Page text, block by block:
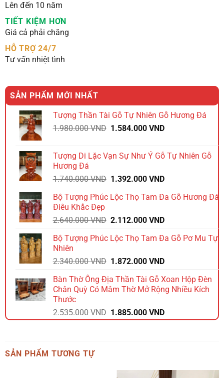
Lên đến 10 năm
TIẾT KIỆM HƠN
Giá cả phải chăng
HỖ TRỢ 24/7
Tư vấn nhiệt tình
SẢN PHẨM MỚI NHẤT
Tượng Thần Tài Gỗ Tự Nhiên Gỗ Hương Đá
1.980.000VND Giá
1.980.000 VND.
1.584.000VNDGiá
là:
Tượng Di Lặc Vạn Sự Như Ý Gỗ Tự Nhiên Gỗ
Hương Đá
1.740.000VND Giá
là:
1.392.000VNDGiá
tại
1.392.000 VND.
Bộ Tượng Phúc Lộc Thọ Tam Đa Gỗ Hương Đá
Điêu Khắc Đẹp
2.640.000VND Giá
là:
2.112.000VNDGiá
tại
2.112.000 VND.
Bộ Tượng Phúc Lộc Thọ Tam Đa Gỗ Pơ Mu Tự
Nhiên
2.340.000VND Giá
là:
2.340.000 VND.
1.872.000VNDGiá
tại
là:
Bàn Thờ Ông Địa Thần Tài Gỗ Xoan Hộp Đèn
Chân Quỳ Có Mâm Thờ Mở Rộng Nhiều Kích
Thước
2.535.000VND Giá
gốc
1.885.000VNDGiá
hiện
SẢN PHẨM TƯƠNG TỰ